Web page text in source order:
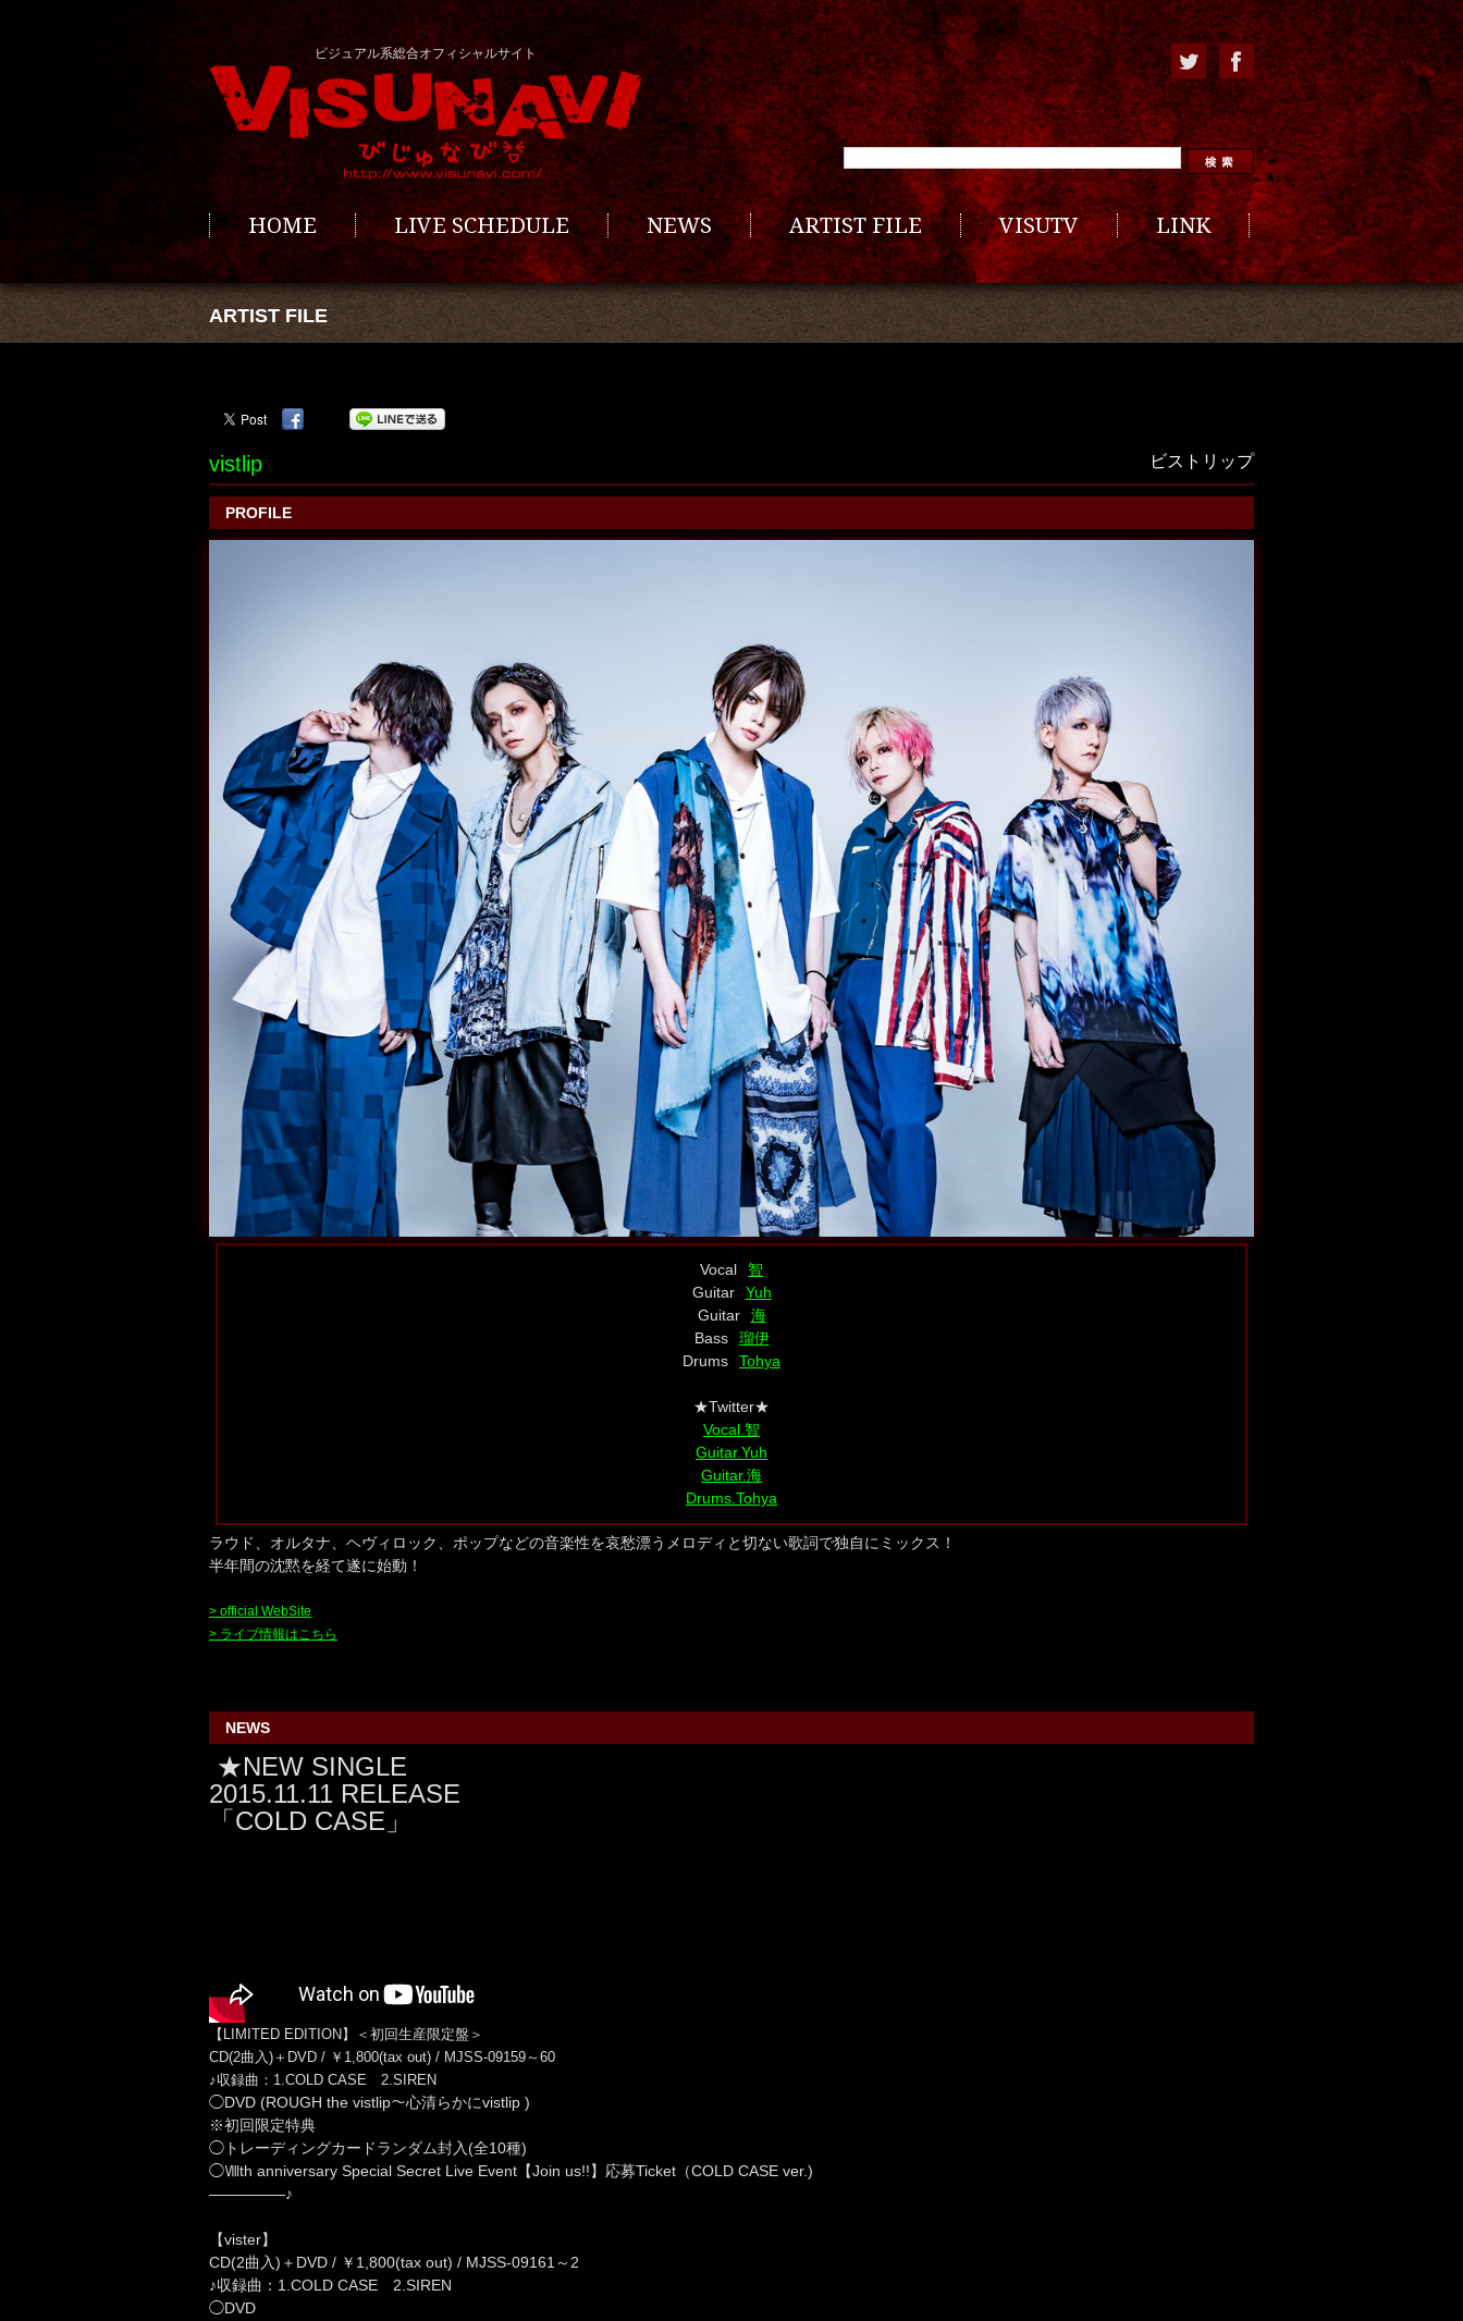
ビジュアル系総合オフィシャルサイト
HOME LIVE SCHEDULE NEWS ARTIST FILE VISUTV LINK
ARTIST FILE
vistlip ビストリップ
PROFILE
Vocal
智
Guitar
Yuh
Guitar
海
Bass
瑠伊
Drums
Tohya
★Twitter★
Vocal.智
Guitar.Yuh
Guitar.海
Drums.Tohya
ラウド、オルタナ、ヘヴィロック、ポップなどの音楽性を哀愁漂うメロディと切ない歌詞で独自にミックス！
半年間の沈黙を経て遂に始動！
> official WebSite
> ライブ情報はこちら
NEWS
★NEW SINGLE
2015.11.11 RELEASE
「COLD CASE」
【LIMITED EDITION】＜初回生産限定盤＞
CD(2曲入)＋DVD / ￥1,800(tax out) / MJSS-09159～60
♪収録曲：1.COLD CASE 2.SIREN
◯DVD (ROUGH the vistlip～心清らかにvistlip )
※初回限定特典
◯トレーディングカードランダム封入(全10種)
◯Ⅷth anniversary Special Secret Live Event【Join us!!】応募Ticket（COLD CASE ver.)
—————♪
【vister】
CD(2曲入)＋DVD / ￥1,800(tax out) / MJSS-09161～2
♪収録曲：1.COLD CASE 2.SIREN
◯DVD